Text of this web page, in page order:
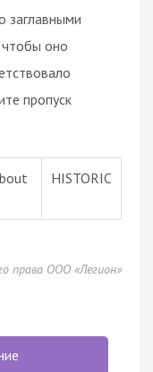
заглавными
чтобы оно
пропуск
HISTORIC
права ООО «Легион»